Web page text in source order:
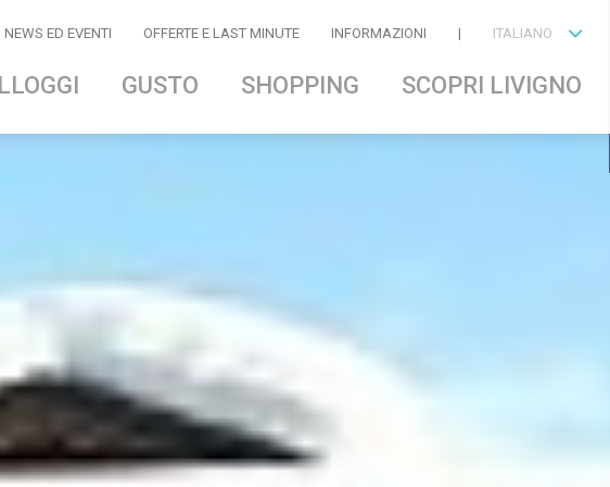
NEWS ED EVENTI OFFERTE E LAST MINUTE INFORMAZIONI | ITALIANO
GUSTO SHOPPING SCOPRI LIVIGNO